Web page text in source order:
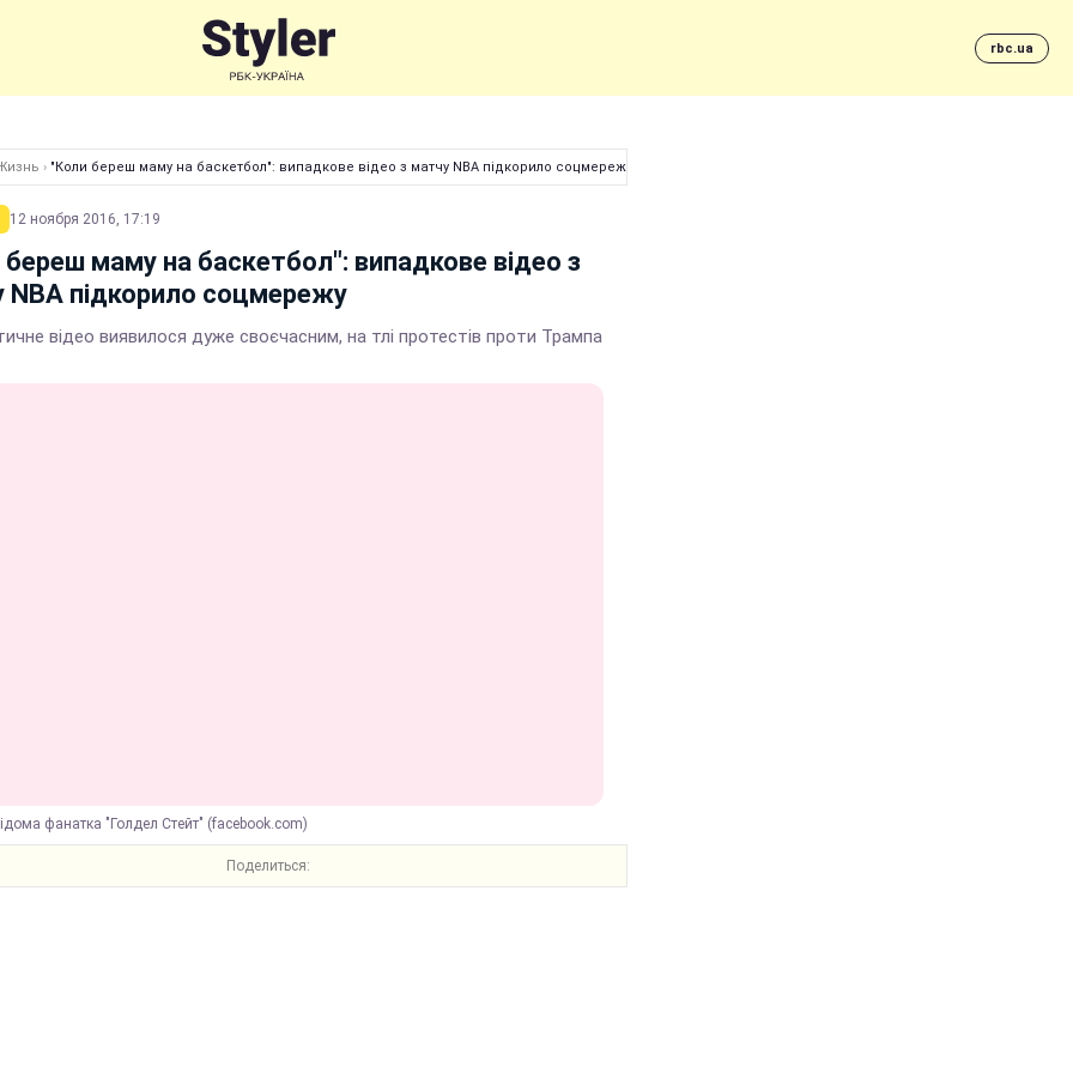
rbc.ua
› "Коли береш маму на баскетбол": випадкове відео з матчу NBA підкорило соцмережу
12 ноября 2016, 17:19
маму на баскетбол": випадкове відео з
NBA підкорило соцмережу
відео виявилося дуже своєчасним, на тлі протестів проти Трампа
фанатка "Голдел Стейт" (facebook.com)
Поделиться: